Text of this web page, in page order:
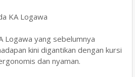
KA Logawa
Logawa yang sebelumnya
kini digantikan dengan kursi
dan nyaman.